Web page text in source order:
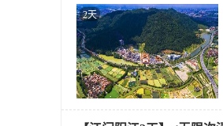
2天